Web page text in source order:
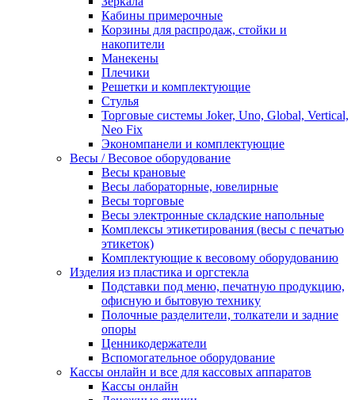
Кабины примерочные
Корзины для распродаж, стойки и
накопители
Манекены
Плечики
Решетки и комплектующие
Стулья
Торговые системы Joker, Uno, Global, Vertical,
Neo Fix
Экономпанели и комплектующие
Весы / Весовое оборудование
Весы крановые
Весы лабораторные, ювелирные
Весы торговые
Весы электронные складские напольные
Комплексы этикетирования (весы с печатью
этикеток)
Комплектующие к весовому оборудованию
Изделия из пластика и оргстекла
Подставки под меню, печатную продукцию,
офисную и бытовую технику
Полочные разделители, толкатели и задние
опоры
Ценникодержатели
Вспомогательное оборудование
Кассы онлайн и все для кассовых аппаратов
Кассы онлайн